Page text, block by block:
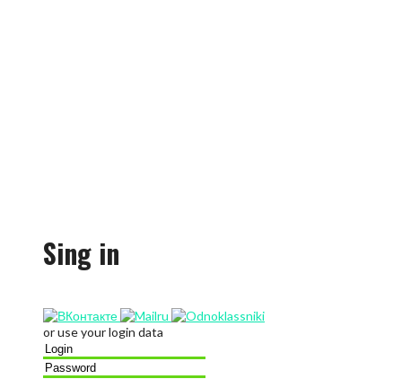
Sing in
or use your login data